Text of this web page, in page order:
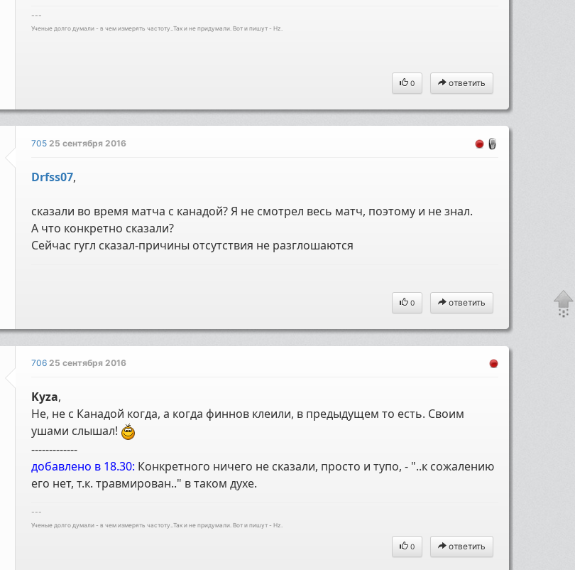
---
Ученые долго думали - в чем измерять частоту..Так и не придумали. Вот и пишут - Hz.
0 ответить
70525 сентября 2016
Drfss07,
сказали во время матча с канадой? Я не смотрел весь матч, поэтому и не знал.
А что конкретно сказали?
Сейчас гугл сказал-причины отсутствия не разглошаются
0 ответить
70625 сентября 2016
Kyza,
Не, не с Канадой когда, а когда финнов клеили, в предыдущем то есть. Своим
ушами слышал!
-------------
добавлено в 18.30: Конкретного ничего не сказали, просто и тупо, - "..к сожалению
его нет, т.к. травмирован.." в таком духе.
---
Ученые долго думали - в чем измерять частоту..Так и не придумали. Вот и пишут - Hz.
0 ответить